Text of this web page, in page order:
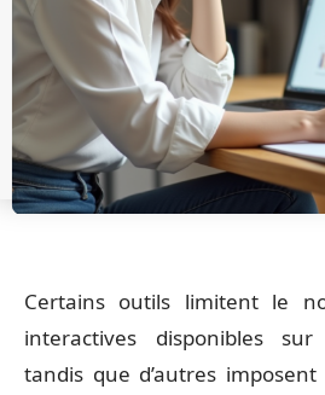
Certains outils limitent le
interactives disponibles
tandis que d’autres